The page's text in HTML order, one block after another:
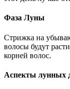
Фаза Луны
Стрижка на
волосы будут
корней волос.
Аспекты лунных